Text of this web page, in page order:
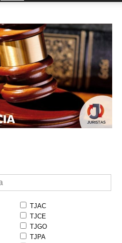
TJAC
TJCE
TJGO
TJPA